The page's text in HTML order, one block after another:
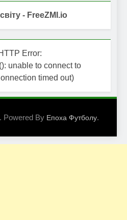
- FreeZMI.io
Error:
unable to connect to
timed out)
Powered By Епоха Футболу.